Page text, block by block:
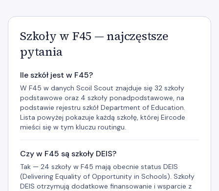
Szkoły w F45 — najczęstsze
pytania
Ile szkół jest w F45?
W F45 w danych Scoil Scout znajduje się 32 szkoły
podstawowe oraz 4 szkoły ponadpodstawowe, na
podstawie rejestru szkół Department of Education.
Lista powyżej pokazuje każdą szkołę, której Eircode
mieści się w tym kluczu routingu.
Czy w F45 są szkoły DEIS?
Tak — 24 szkoły w F45 mają obecnie status DEIS
(Delivering Equality of Opportunity in Schools). Szkoły
DEIS otrzymują dodatkowe finansowanie i wsparcie z